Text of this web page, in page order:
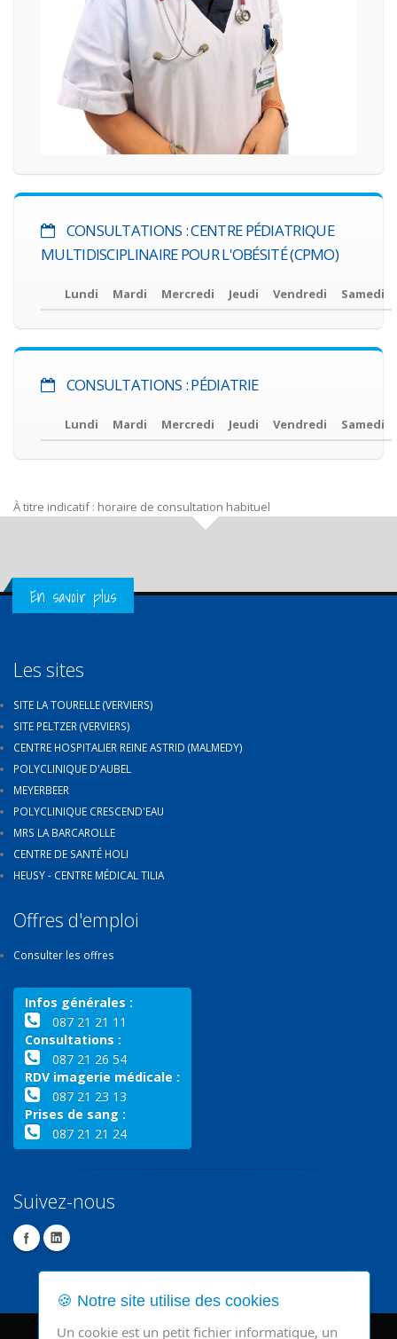
CONSULTATIONS : CENTRE PÉDIATRIQUE
MULTIDISCIPLINAIRE POUR L'OBÉSITÉ (CPMO)
Lundi Mardi Mercredi Jeudi Vendredi Samedi
CONSULTATIONS : PÉDIATRIE
Lundi Mardi Mercredi Jeudi Vendredi Samedi
À titre indicatif : horaire de consultation habituel
Get in Touch
En savoir plus
Les sites
SITE LA TOURELLE (VERVIERS)
SITE PELTZER (VERVIERS)
CENTRE HOSPITALIER REINE ASTRID (MALMEDY)
POLYCLINIQUE D'AUBEL
MEYERBEER
POLYCLINIQUE CRESCEND'EAU
MRS LA BARCAROLLE
CENTRE DE SANTÉ HOLI
HEUSY - CENTRE MÉDICAL TILIA
Offres d'emploi
Consulter les offres
Infos générales :
087 21 21 11
Consultations :
087 21 26 54
RDV imagerie médicale :
087 21 23 13
Prises de sang :
087 21 21 24
Suivez-nous
🍪 Notre site utilise des cookies
Un cookie est un petit fichier informatique, un